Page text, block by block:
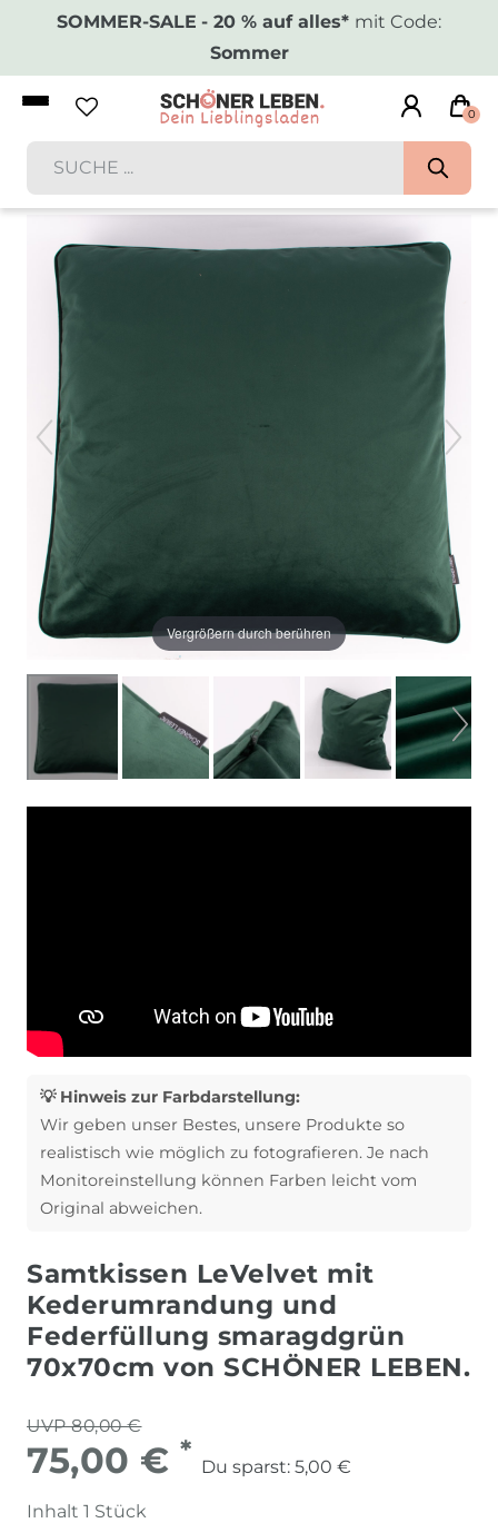
SOMMER-SALE - 20 % auf alles* mit Code:
Sommer
0
Vergrößern durch berühren
💡 Hinweis zur Farbdarstellung:
Wir geben unser Bestes, unsere Produkte so
realistisch wie möglich zu fotografieren. Je nach
Monitoreinstellung können Farben leicht vom
Original abweichen.
Samtkissen LeVelvet mit
Kederumrandung und
Federfüllung smaragdgrün
70x70cm von SCHÖNER LEBEN.
UVP 80,00 €
75,00 € *
Du sparst: 5,00 €
Inhalt 1 Stück